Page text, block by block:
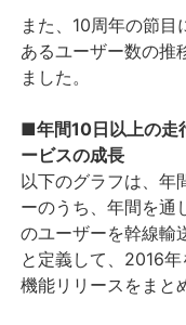
また、10周年の節
あるユーザー数の推
ました。
■年間10日以上の走
ービスの成長
以下のグラフは、年
ーのうち、年間を通
のユーザーを幹線輸
と定義して、2016
機能リリースをまと